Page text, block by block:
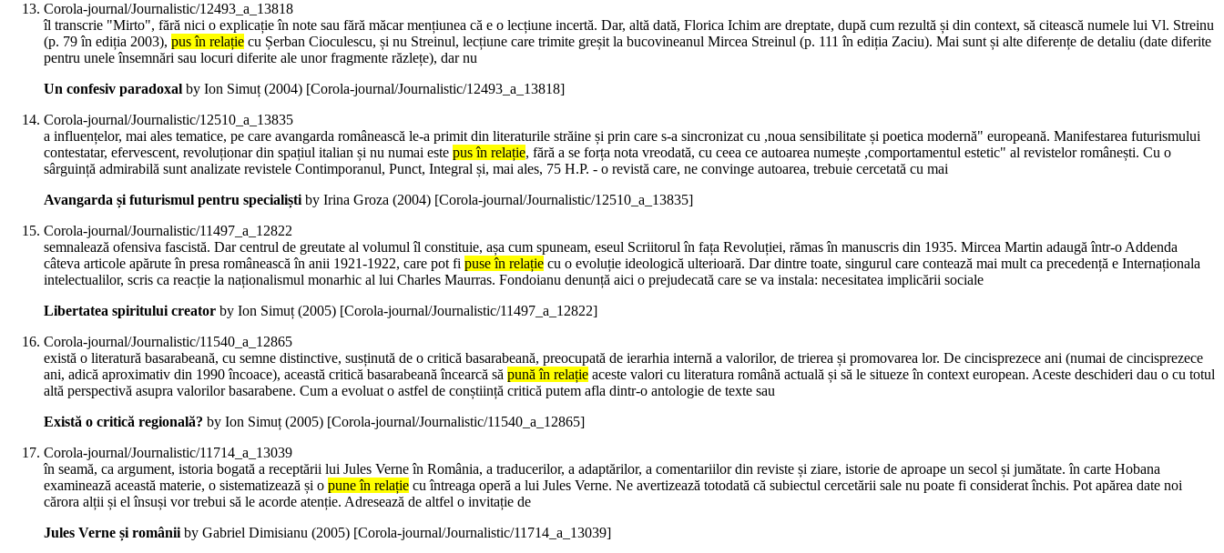
Corola-journal/Journalistic/12493_a_13818
îl transcrie "Mirto", fără nici o explicație în note sau fără măcar mențiunea că e o lecțiune incertă. Dar, altă dată, Florica Ichim are dreptate, după cum rezultă și din context, să citească numele lui Vl. Streinu
(p. 79 în ediția 2003), pus în relație cu Șerban Cioculescu, și nu Streinul, lecțiune care trimite greșit la bucovineanul Mircea Streinul (p. 111 în ediția Zaciu). Mai sunt și alte diferențe de detaliu (date diferite
pentru unele însemnări sau locuri diferite ale unor fragmente răzlețe), dar nu
Un confesiv paradoxal by Ion Simuț (2004) [Corola-journal/Journalistic/12493_a_13818]
Corola-journal/Journalistic/12510_a_13835
a influențelor, mai ales tematice, pe care avangarda românească le-a primit din literaturile străine și prin care s-a sincronizat cu ,noua sensibilitate și poetica modernă" europeană. Manifestarea futurismului
contestatar, efervescent, revoluționar din spațiul italian și nu numai este pus în relație, fără a se forța nota vreodată, cu ceea ce autoarea numește ,comportamentul estetic" al revistelor românești. Cu o
sârguință admirabilă sunt analizate revistele Contimporanul, Punct, Integral și, mai ales, 75 H.P. - o revistă care, ne convinge autoarea, trebuie cercetată cu mai
Avangarda și futurismul pentru specialiștiby Irina Groza (2004) [Corola-journal/Journalistic/12510_a_13835]
Corola-journal/Journalistic/11497_a_12822
semnalează ofensiva fascistă. Dar centrul de greutate al volumul îl constituie, așa cum spuneam, eseul Scriitorul în fața Revoluției, rămas în manuscris din 1935. Mircea Martin adaugă într-o Addenda
câteva articole apărute în presa românească în anii 1921-1922, care pot fi puse în relație cu o evoluție ideologică ulterioară. Dar dintre toate, singurul care contează mai mult ca precedență e Internaționala
intelectualilor, scris ca reacție la naționalismul monarhic al lui Charles Maurras. Fondoianu denunță aici o prejudecată care se va instala: necesitatea implicării sociale
Libertatea spiritului creator by Ion Simuț (2005) [Corola-journal/Journalistic/11497_a_12822]
Corola-journal/Journalistic/11540_a_12865
există o literatură basarabeană, cu semne distinctive, susținută de o critică basarabeană, preocupată de ierarhia internă a valorilor, de trierea și promovarea lor. De cincisprezece ani (numai de cincisprezece
ani, adică aproximativ din 1990 încoace), această critică basarabeană încearcă să pună în relație aceste valori cu literatura română actuală și să le situeze în context european. Aceste deschideri dau o cu totul
altă perspectivă asupra valorilor basarabene. Cum a evoluat o astfel de conștiință critică putem afla dintr-o antologie de texte sau
Există o critică regională? by Ion Simuț (2005) [Corola-journal/Journalistic/11540_a_12865]
Corola-journal/Journalistic/11714_a_13039
în seamă, ca argument, istoria bogată a receptării lui Jules Verne în România, a traducerilor, a adaptărilor, a comentariilor din reviste și ziare, istorie de aproape un secol și jumătate. în carte Hobana
examinează această materie, o sistematizează și o pune în relație cu întreaga operă a lui Jules Verne. Ne avertizează totodată că subiectul cercetării sale nu poate fi considerat închis. Pot apărea date noi
cărora alții și el însuși vor trebui să le acorde atenție. Adresează de altfel o invitație de
Jules Verne și româniiby Gabriel Dimisianu (2005) [Corola-journal/Journalistic/11714_a_13039]